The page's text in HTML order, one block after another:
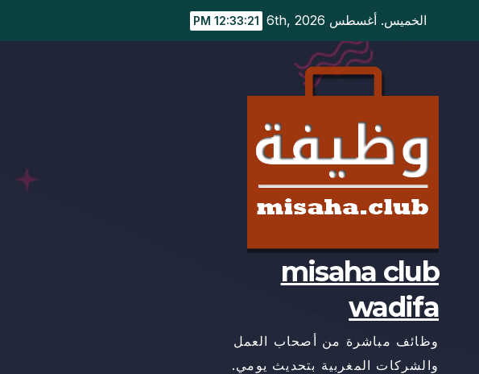
الخميس. أغسطس 6th, 2026 12:33:22 PM
misaha club
wadifa
وظائف مباشرة من أصحاب العمل
والشركات المغربية بتحديث يومي.